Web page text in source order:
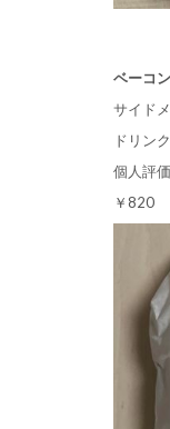
ベーコ
サイド
ドリン
個人
￥820